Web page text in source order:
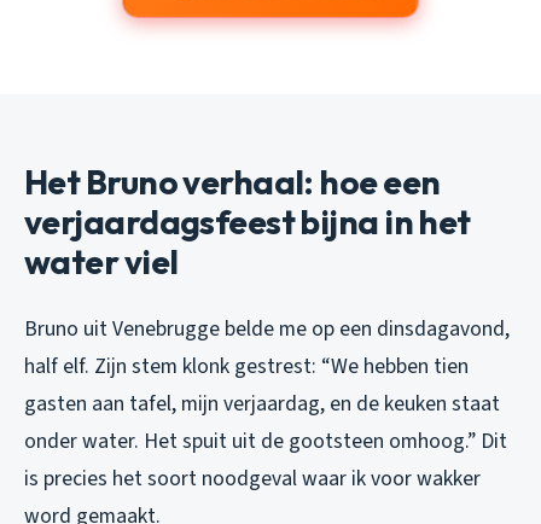
Het Bruno verhaal: hoe een
verjaardagsfeest bijna in het
water viel
Bruno uit Venebrugge belde me op een dinsdagavond,
half elf. Zijn stem klonk gestrest: “We hebben tien
gasten aan tafel, mijn verjaardag, en de keuken staat
onder water. Het spuit uit de gootsteen omhoog.” Dit
is precies het soort noodgeval waar ik voor wakker
word gemaakt.